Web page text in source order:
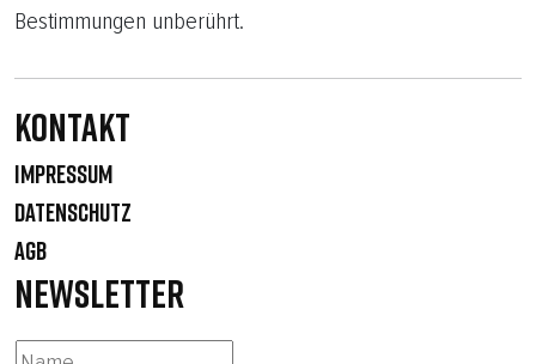
Bestimmungen unberührt.
Kontakt
IMPRESSUM
DATENSCHUTZ
AGB
NEWSLETTER